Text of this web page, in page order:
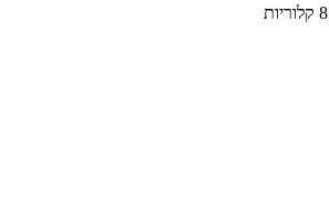
קלוריות